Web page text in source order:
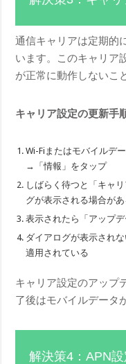
通信キャリアは定期的
います。このキャリア
が正常に動作しないこ
キャリア設定の更新手
Wi-Fiまたはモバイルデ
→「情報」をタップ
しばらく待つと「キャ
グが表示される場合があ
表示されたら「アップ
ダイアログが表示され
適用されている
キャリア設定のアップ
了後はモバイルデータ
解決策4：APN